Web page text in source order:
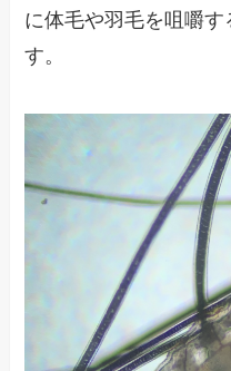
に体毛や羽毛を咀嚼
す。